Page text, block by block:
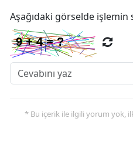
Aşağıdaki görselde işlemin
* Bu içerik ile ilgili yorum yok,